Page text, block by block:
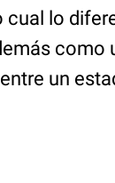
lo
como
un